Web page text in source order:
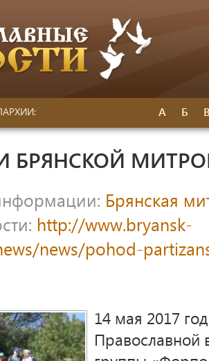
А Б
БРЯНСКОЙ
Брянская
http://www.bryansk-
news/pohod-
14 мая 2017
Православной